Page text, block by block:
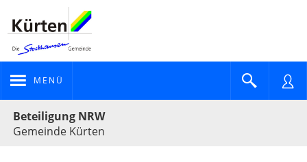
MENÜ
Beteiligung NRW
Gemeinde Kürten